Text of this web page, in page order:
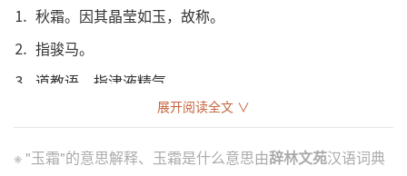
⒈ 秋霜。因其晶莹如玉，故称。
⒉ 指骏马。
⒊ 道教语。指津液精气。
引证解释
⒈ 秋霜。因其晶莹如玉，故称。
展开阅读全文 ∨
※ "玉霜"的意思解释、玉霜是什么意思由辞林文苑汉语词典